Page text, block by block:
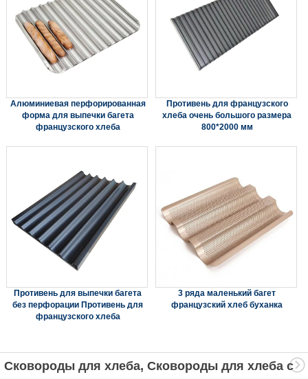
Алюминиевая перфорированная
форма для выпечки багета
французского хлеба
Противень для французского
хлеба очень большого размера
800*2000 мм
Противень для выпечки багета
без перфорации Противень для
французского хлеба
3 ряда маленький багет
французский хлеб буханка
Сковороды для хлеба, Сковороды для хлеба с